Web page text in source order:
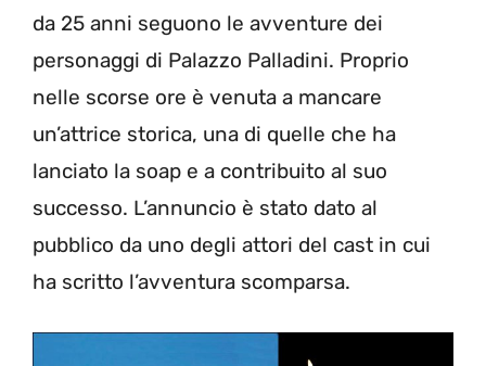
da 25 anni seguono le avventure dei
personaggi di Palazzo Palladini. Proprio
nelle scorse ore è venuta a mancare
un’attrice storica, una di quelle che ha
lanciato la soap e a contribuito al suo
successo. L’annuncio è stato dato al
pubblico da uno degli attori del cast in cui
ha scritto l’avventura scomparsa.